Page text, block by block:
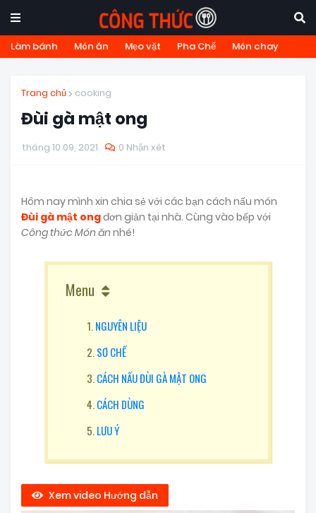
Làm bánh Món ăn Mẹo vặt Pha Chế Món chay
Trang chủ cooking
Đùi gà mật ong
tháng 10 09, 2021 0 Nhận xét
Hôm nay mình xin chia sẻ với các bạn cách nấu món
Đùi gà mật ongđơn giản tại nhà. Cùng vào bếp với
Công thức Món ănnhé!
Menu
NGUYÊN LIỆU
SƠ CHẾ
CÁCH NẤU ĐÙI GÀ MẬT ONG
CÁCH DÙNG
LƯU Ý
Xem video Hướng dẫn